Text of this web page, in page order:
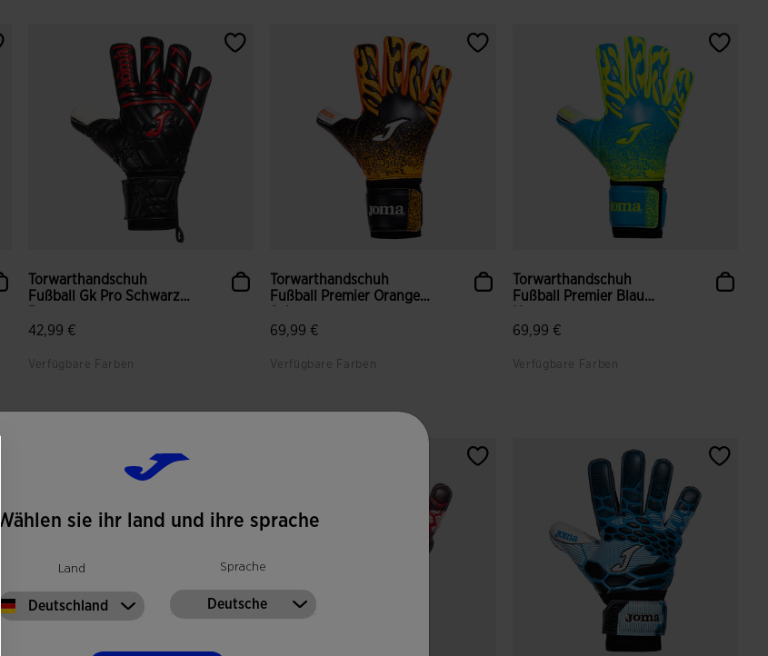
Torwarthandschuh
Fußball Gk Pro Schwarz
42,99 €
Verfügbare Farben
Torwarthandschuh
Fußball Premier Orange
69,99 €
Verfügbare Farben
5 von 5 Kundenbewertungen
Torwarthandschuh
Fußball Premier Blau
69,99 €
Verfügbare Farben
Wählen sie ihr land und ihre sprache
Land
Deutschland
Sprache
Deutsche